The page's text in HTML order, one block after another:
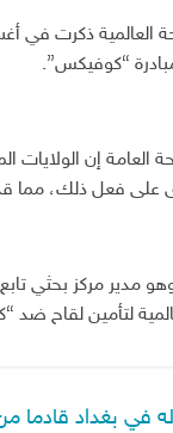
“كوفيكس”.
العامة إن الولايات
على فعل ذلك، مما قد
مدير مركز بحثي
لتأمين لقاح ضد
في بغداد قادما